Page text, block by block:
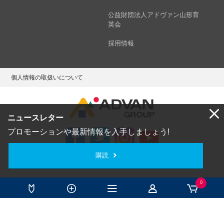
0
ニュースレター
プロモーションや最新情報を入手しましょう!
購読
公益財団法人アドヴァン山形育
英会
採用情報
個人情報の取扱いについて